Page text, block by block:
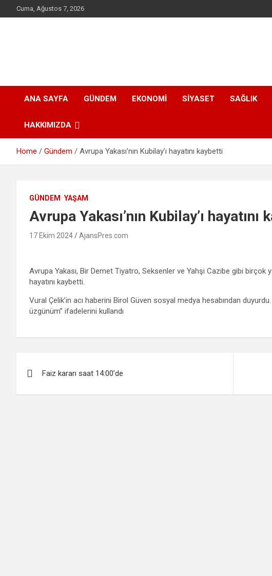
to
Cuma, Ağustos 7, 2026
ANA SAYFA GÜNDEM EKONOMI SIYASET SAĞLIK
HAKKIMIZDA
Home Gündem Avrupa Yakası’nın Kubilay’ı hayatını kaybetti
GÜNDEM YAŞAM
Avrupa Yakası’nın Kubilay’ı hayatını
17 Ekim 2024 AjansPres.com
Avrupa Yakası, Bir Demet Tiyatro, Seksenler ve Yahşi Cazibe gibi birçok
hayatını kaybetti.
Vural Çelik’in acı haberini Birol Güven sosyal medya hesabından
üzgünüm” ifadelerini kullandı
gezinmesi
Faiz kararı saat 14:00’de